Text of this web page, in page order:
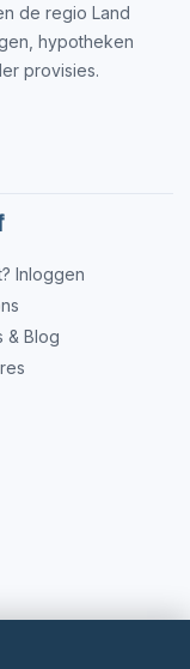
de regio Land
hypotheken
provisies.
Inloggen
& Blog